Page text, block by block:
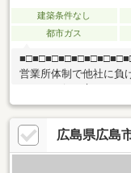
建築条件なし
都市ガス
営業所体制で他社に負
さまのお役に立ちます
どお問合せはお気軽に
ください！すべてのお
ことを目標に、安心・
に立てるように活動し
不動産株式会社 四季
広島県広島